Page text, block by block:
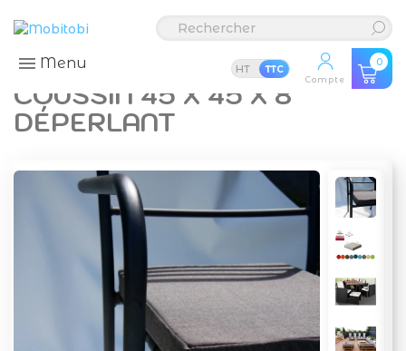
Menu HT TTC
Compte
0
COUSSIN 45 X 45 X 8
DÉPERLANT